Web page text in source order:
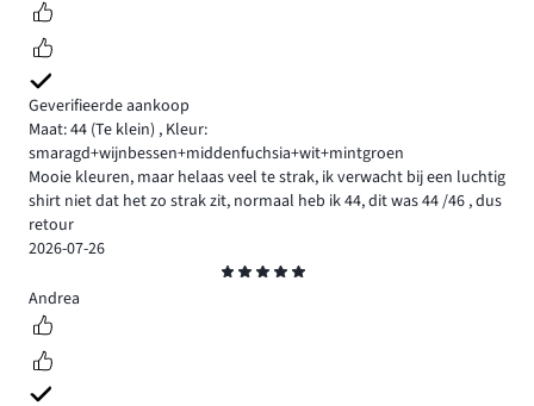
Geverifieerde aankoop
Maat: 44 (Te klein) , Kleur:
smaragd+wijnbessen+middenfuchsia+wit+mintgroen
Mooie kleuren, maar helaas veel te strak, ik verwacht bij een luchtig
shirt niet dat het zo strak zit, normaal heb ik 44, dit was 44 /46 , dus
retour
2026-07-26
5
Andrea